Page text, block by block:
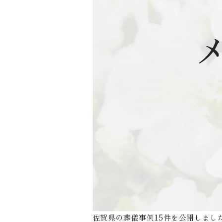
佐賀県の葬儀事例15件を公開しまし